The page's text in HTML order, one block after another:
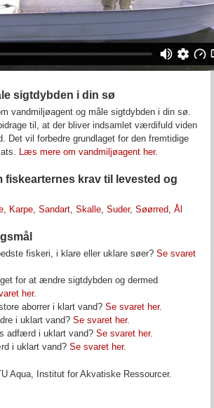
sigtdybden i din sø
vandmiljøagent og måle sigtdybden i din sø.
til, at der bliver indsamlet værdifuld viden
Det vil forbedre grundlaget for den fremtidige
Læs mere om vandmiljøagent her.
fiskearternes krav til levested og
, Karpe, Sandart, Skalle, Suder, Søørred, Ål
fiskeri, i klare eller uklare søer? Se svaret
for at ændre sigtdybden og dermed
her.
aborrer i klart vand? Se svaret her.
i uklart vand? Se svaret her.
adfærd i uklart vand? Se svaret her.
i uklart vand? Se svaret her.
Aqua, Institut for Akvatiske Ressourcer.